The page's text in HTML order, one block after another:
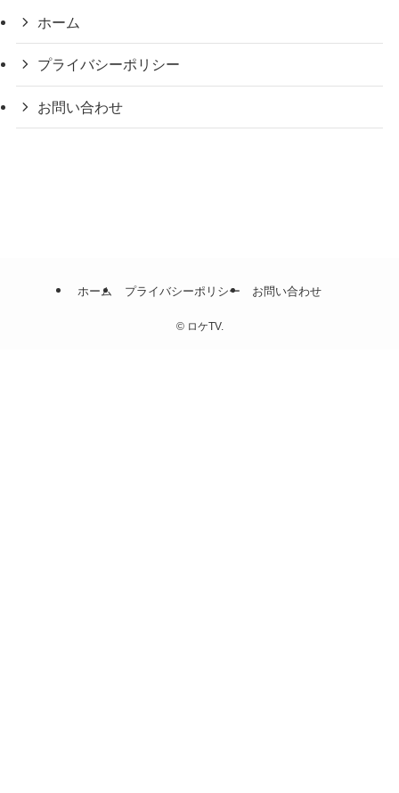
ホーム
プライバシーポリシー
お問い合わせ
ホーム プライバシーポリシー お問い合わせ
©ロケTV.